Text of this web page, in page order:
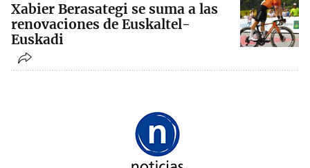
Xabier Berasategi se suma a las
renovaciones de Euskaltel-
Euskadi